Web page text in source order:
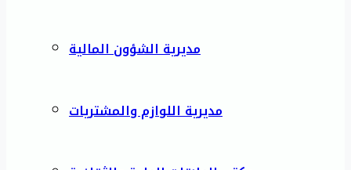
مديرية الشؤون المالية
مديرية اللوازم والمشتريات